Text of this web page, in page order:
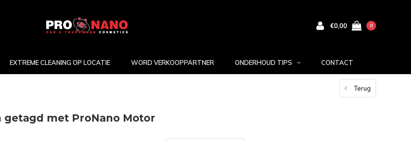
€0,00 0
EXTREME CLEANING OP LOCATIE WORD VERKOOPPARTNER ONDERHOUD TIPS CONTACT
Terug
getagd met ProNano Motor